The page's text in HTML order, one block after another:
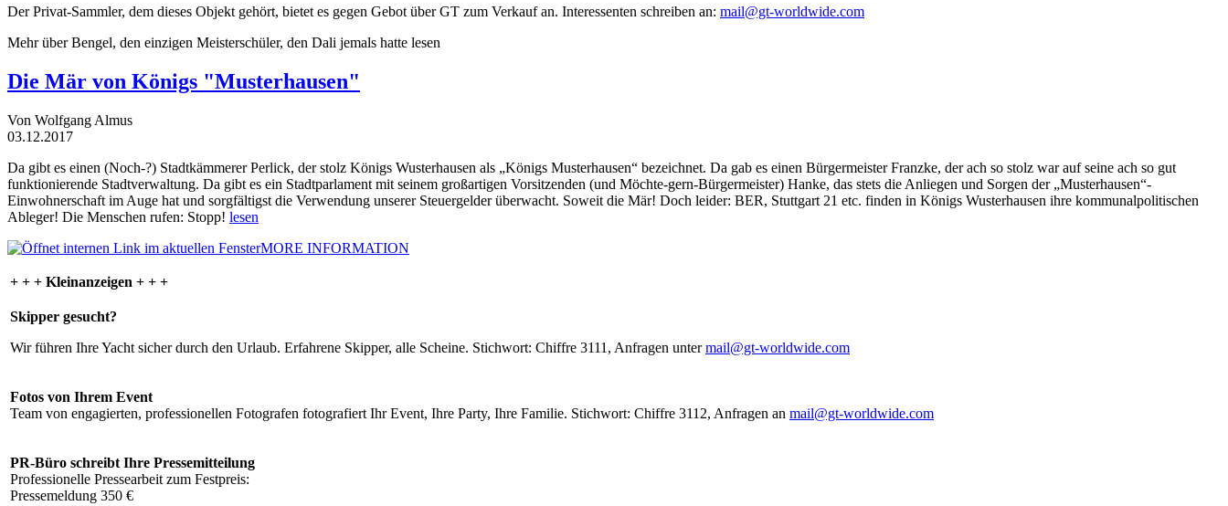
Der Privat-Sammler, dem dieses Objekt gehört, bietet es gegen Gebot über GT zum Verkauf an. Interessenten schreiben an: mail@gt-worldwide.com
Mehr über Bengel, den einzigen Meisterschüler, den Dali jemals hatte lesen
Die Mär von Königs "Musterhausen"
Von Wolfgang Almus
03.12.2017
Da gibt es einen (Noch-?) Stadtkämmerer Perlick, der stolz Königs Wusterhausen als „Königs Musterhausen“ bezeichnet. Da gab es einen Bürgermeister Franzke, der ach so stolz war auf seine ach so gut
funktionierende Stadtverwaltung. Da gibt es ein Stadtparlament mit seinem großartigen Vorsitzenden (und Möchte-gern-Bürgermeister) Hanke, das stets die Anliegen und Sorgen der „Musterhausen“-
Einwohnerschaft im Auge hat und sorgfältigst die Verwendung unserer Steuergelder überwacht. Soweit die Mär! Doch leider: BER, Stuttgart 21 etc. finden in Königs Wusterhausen ihre kommunalpolitischen
Ableger! Die Menschen rufen: Stopp! lesen
MORE INFORMATION
+ + + Kleinanzeigen + + +
Skipper gesucht?
Wir führen Ihre Yacht sicher durch den Urlaub. Erfahrene Skipper, alle Scheine. Stichwort: Chiffre 3111, Anfragen untermail@gt-worldwide.com
Fotos von Ihrem Event
Team von engagierten, professionellen Fotografen fotografiert Ihr Event, Ihre Party, Ihre Familie. Stichwort: Chiffre 3112, Anfragen an mail@gt-worldwide.com
PR-Büro schreibt Ihre Pressemitteilung
Professionelle Pressearbeit zum Festpreis:
Pressemeldung 350 €